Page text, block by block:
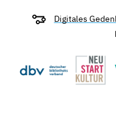
Digitales